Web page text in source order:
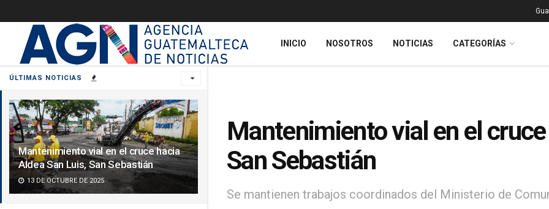
ÚLTIMAS NOTICIAS
Mantenimiento vial en el cruce hacia
Aldea San Luis, San Sebastián
13 DE OCTUBRE DE 2025
INICIO NOSOTROS NOTICIAS CATEGORÍAS
Mantenimiento vial en el
San Sebastián
Se mantienen trabajos coordinados del Ministerio de